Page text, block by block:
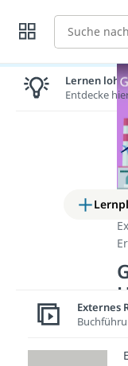
Suche
Lernen
Entdecke
Externes